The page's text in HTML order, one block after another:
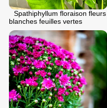
Spathiphyllum floraison fleurs
blanches feuilles vertes